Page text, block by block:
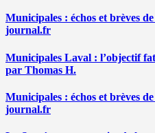
Municipales : échos et brèves
journal.fr
Municipales Laval : l’objectif
par Thomas H.
Municipales : échos et brèves
journal.fr